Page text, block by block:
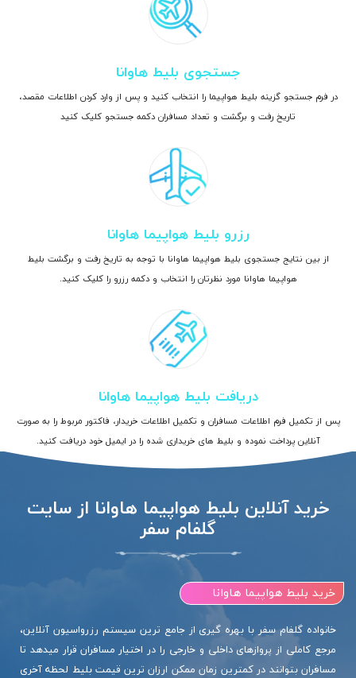
جستجوی بلیط هاوانا
در فرم جستجو گزینه بلیط هواپیما را انتخاب کنید و پس از وارد کردن اطلاعات مقصد،
تاریخ رفت و برگشت و تعداد مسافران دکمه جستجو کلیک کنید
رزرو بلیط هواپیما هاوانا
از بین نتایج جستجوی بلیط هواپیما هاوانا با توجه به تاریخ رفت و برگشت بلیط
هواپیما هاوانا مورد نظرتان را انتخاب و دکمه رزرو را کلیک کنید.
دریافت بلیط هواپیما هاوانا
پس از تکمیل فرم اطلاعات مسافران و تکمیل اطلاعات خریدار، فاکتور مربوط را به صورت
آنلاین پرداخت نموده و بلیط های خریداری شده را در ایمیل خود دریافت کنید.
خرید آنلاین بلیط هواپیما هاوانا از سایت
گلفام سفر
خرید بلیط هواپیما هاوانا
خانواده گلفام سفر با بهره گیری از جامع ترین سیستم رزرواسیون آنلاین،
مرجع کاملی از پروازهای داخلی و خارجی را در اختیار مسافران قرار میدهد تا
مسافران بتوانند در کمترین زمان ممکن ارزان ترین قیمت بلیط لحظه آخری